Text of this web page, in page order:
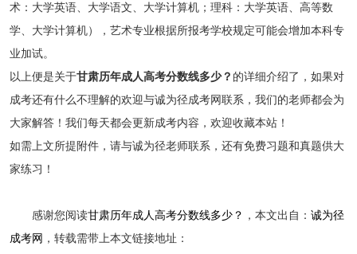
术：大学英语、大学语文、大学计算机；理科：大学英语、高等数
学、大学计算机），艺术专业根据所报考学校规定可能会增加本科专
业加试。
以上便是关于甘肃历年成人高考分数线多少？ 的详细介绍了，如果对
成考还有什么不理解的欢迎与诚为径成考网联系，我们的老师都会为
大家解答！我们每天都会更新成考内容，欢迎收藏本站！
如需上文所提附件，请与诚为径老师联系，还有免费习题和真题供大
家练习！
感谢您阅读甘肃历年成人高考分数线多少？ ，本文出自： 诚为径
成考网 ，转载需带上本文链接地址：